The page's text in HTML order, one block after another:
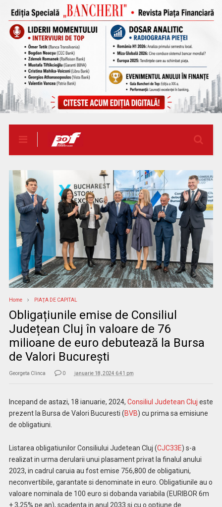
Home PIAŢA DE CAPITAL
Obligațiunile emise de Consiliul
Județean Cluj în valoare de 76
milioane de euro debutează la Bursa
de Valori București
Georgeta Clinca 0 ianuarie 18, 2024 6:41 pm
Incepand de astazi, 18 ianuarie, 2024, Consiliul Judetean Cluj este
prezent la Bursa de Valori Bucuresti (BVB) cu prima sa emisiune
de obligatiuni.
Listarea obligatiunilor Consiliului Judetean Cluj (CJC33E) s-a
realizat in urma derularii unui plasament privat la finalul anului
2023, in cadrul caruia au fost emise 756,800 de obligatiuni,
neconvertibile, garantate si denominate in euro. Obligatiunile au o
valoare nominala de 100 euro si dobanda variabila (EURIBOR 6m
+ 3,25% pe an), scadenta in anul 2033 si cu o optiune de